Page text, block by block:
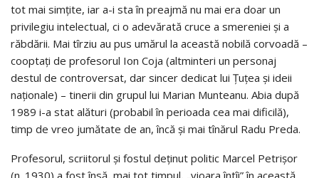
tot mai simțite, iar a-i sta în preajmă nu mai era doar un
privilegiu intelectual, ci o adevărată cruce a smereniei și a
răbdării. Mai tîrziu au pus umărul la această nobilă corvoadă –
cooptați de profesorul Ion Coja (altminteri un personaj
destul de controversat, dar sincer dedicat lui Țuțea și ideii
naționale) – tinerii din grupul lui Marian Munteanu. Abia după
1989 i-a stat alături (probabil în perioada cea mai dificilă),
timp de vreo jumătate de an, încă și mai tînărul Radu Preda.
Profesorul, scriitorul și fostul deținut politic Marcel Petrișor
(n. 1930) a fost însă, mai tot timpul, „vioara întîi” în această